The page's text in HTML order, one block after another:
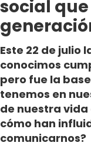
social
Este 22 de julio
conocimos
pero fue la
tenemos en
de nuestra
cómo han
comunicarnos?